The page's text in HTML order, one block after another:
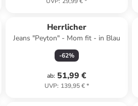
Herrlicher
Jeans "Peyton" - Mom fit - in Blau
-62%
ab: 51,99 €
UVP: 139,95 €*